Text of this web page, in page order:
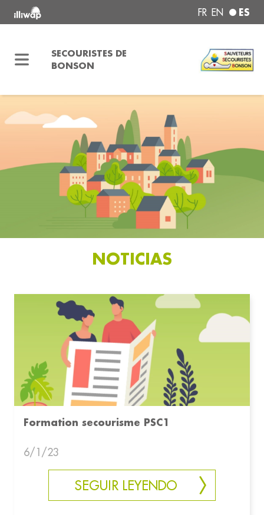
FR EN ES
SECOURISTES DE
BONSON
NOTICIAS
Formation secourisme PSC1
6/1/23
SEGUIR LEYENDO